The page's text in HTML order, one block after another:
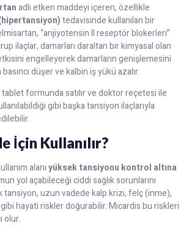
adlı etken maddeyi içeren, özellikle
tedavisinde kullanılan bir
“anjiyotensin II reseptör blokerleri”
ilaçlar, damarları daraltan bir kimyasal olan
engelleyerek damarların genişlemesini
düşer ve kalbin iş yükü azalır.
formunda satılır ve doktor reçetesi ile
gibi başka tansiyon ilaçlarıyla
İçin Kullanılır?
alanıyüksek tansiyonu kontrol altına
yol açabileceği ciddi sağlık sorunlarını
tansiyon, uzun vadede kalp krizi, felç (inme),
hayati riskler doğurabilir. Micardis bu riskleri
olur.